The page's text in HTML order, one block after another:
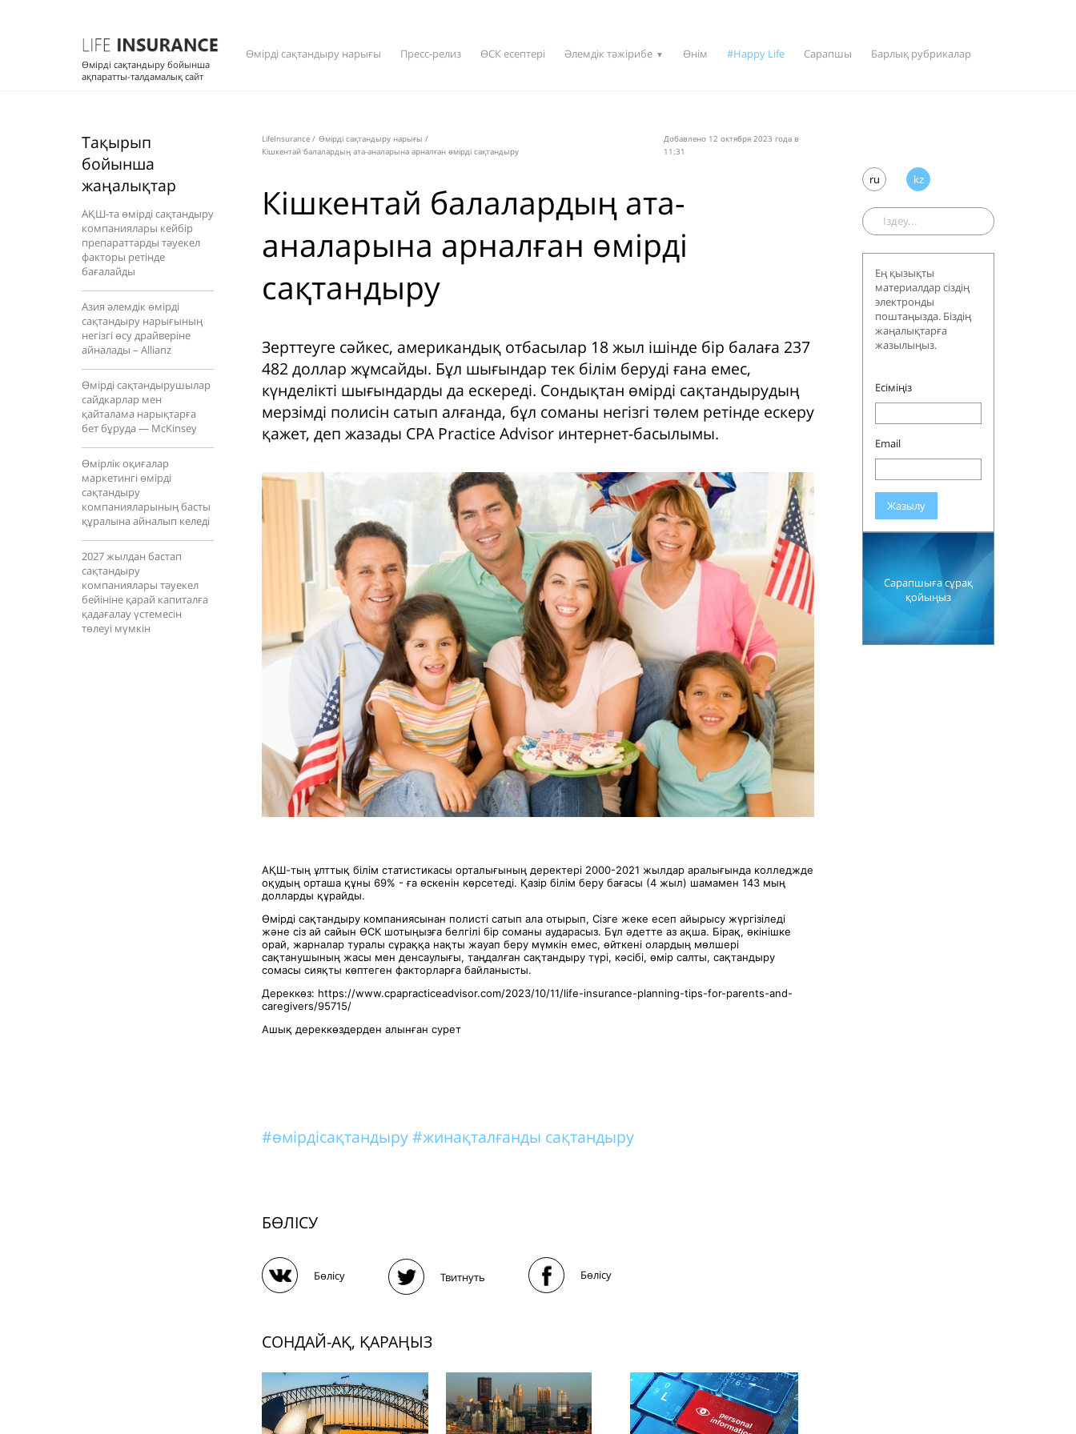
Өмірді сақтандыру бойынша
ақпаратты-талдамалық сайт
Өмірді сақтандыру нарығы Пресс-релиз ӨСК есептері Әлемдік тәжірибе ▼ Өнім #Happy Life Сарапшы Барлық рубрикалар
Тақырып
бойынша
жаңалықтар
АҚШ-та өмірді сақтандыру
компаниялары кейбір
препараттарды тәуекел
факторы ретінде
бағалайды
Азия әлемдік өмірді
сақтандыру нарығының
негізгі өсу драйверіне
айналады – Allianz
Өмірді сақтандырушылар
сайдкарлар мен
қайталама нарықтарға
бет бұруда — McKinsey
Өмірлік оқиғалар
маркетингі өмірді
сақтандыру
компанияларының басты
құралына айналып келеді
2027 жылдан бастап
сақтандыру
компаниялары тәуекел
бейініне қарай капиталға
қадағалау үстемесін
төлеуі мүмкін
LifeInsurance / Өмірді сақтандыру нарығы /
Кішкентай балалардың ата-аналарына арналған өмірді сақтандыру
Добавлено 12 октября 2023 года в
11:31
Кішкентай балалардың ата-
аналарына арналған өмірді
сақтандыру
Зерттеуге сәйкес, американдық отбасылар 18 жыл ішінде бір балаға 237
482 доллар жұмсайды. Бұл шығындар тек білім беруді ғана емес,
күнделікті шығындарды да ескереді. Сондықтан өмірді сақтандырудың
мерзімді полисін сатып алғанда, бұл соманы негізгі төлем ретінде ескеру
қажет, деп жазады CPA Practice Advisor интернет-басылымы.
АҚШ-тың ұлттық білім статистикасы орталығының деректері 2000-2021 жылдар аралығында колледжде
оқудың орташа құны 69% - ға өскенін көрсетеді. Қазір білім беру бағасы (4 жыл) шамамен 143 мың
долларды құрайды.
Өмірді сақтандыру компаниясынан полисті сатып ала отырып, Сізге жеке есеп айырысу жүргізіледі
және сіз ай сайын ӨСК шотыңызға белгілі бір соманы аударасыз. Бұл әдетте аз ақша. Бірақ, өкінішке
орай, жарналар туралы сұраққа нақты жауап беру мүмкін емес, өйткені олардың мөлшері
сақтанушының жасы мен денсаулығы, таңдалған сақтандыру түрі, кәсібі, өмір салты, сақтандыру
сомасы сияқты көптеген факторларға байланысты.
Дереккөз: https://www.cpapracticeadvisor.com/2023/10/11/life-insurance-planning-tips-for-parents-and-
caregivers/95715/
Ашық дереккөздерден алынған сурет
#өмірдісақтандыру#жинақталғанды сақтандыру
БӨЛІСУ
Бөлісу Твитнуть Бөлісу
СОНДАЙ-АҚ, ҚАРАҢЫЗ
ru kz
Ең қызықты
материалдар сіздің
электронды
поштаңызда. Біздің
жаңалықтарға
жазылыңыз.
Есіміңіз
Email
Жазылу
Сарапшыға сұрақ
қойыңыз